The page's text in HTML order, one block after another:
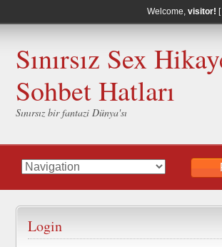
Welcome, visitor! [
Sınırsız Sex
Sohbet Hatları
Sınırsız bir fantazi Dünya'sı
Login